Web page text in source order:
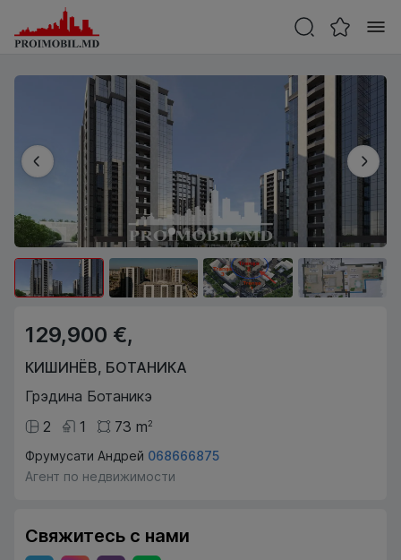
129,900 €,
КИШИНЁВ, БОТАНИКА
Грэдина Ботаникэ
2
1 73 m2
Фрумусати Андрей 068666875
Агент по недвижимости
Свяжитесь с нами